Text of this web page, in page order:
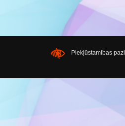
Piekļūstamības